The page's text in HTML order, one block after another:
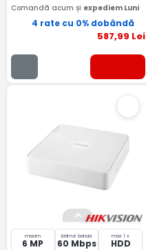
Comandă acum și expediem Luni
4 rate cu 0% dobândă
587,99 Lei
maxim
6 MP
latime banda
60 Mbps
max 1 x
HDD